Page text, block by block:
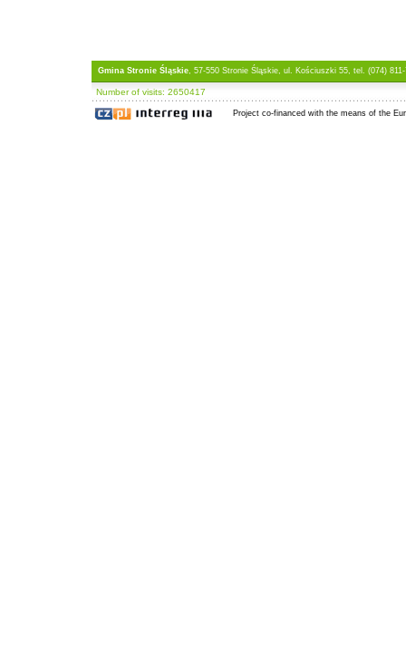
Gmina Stronie Śląskie, 57-550 Stronie Śląskie, ul. Kościuszki 55, tel. (074)
Number of visits: 2650417
Project co-financed with the means of the